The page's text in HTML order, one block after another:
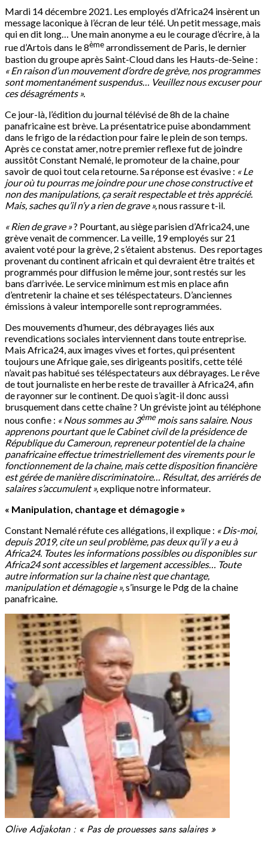
Mardi 14 décembre 2021. Les employés d’Africa24 insèrent un
message laconique à l’écran de leur télé. Un petit message, mais
qui en dit long… Une main anonyme a eu le courage d’écrire, à la
rue d’Artois dans le 8èmearrondissement de Paris, le dernier
bastion du groupe après Saint-Cloud dans les Hauts-de-Seine :
« En raison d’un mouvement d’ordre de grève, nos programmes
sont momentanément suspendus… Veuillez nous excuser pour
ces désagréments ».
Ce jour-là, l’édition du journal télévisé de 8h de la chaine
panafricaine est brève. La présentatrice puise abondamment
dans le frigo de la rédaction pour faire le plein de son temps.
Après ce constat amer, notre premier reflexe fut de joindre
aussitôt Constant Nemalé, le promoteur de la chaine, pour
savoir de quoi tout cela retourne. Sa réponse est évasive : « Le
jour où tu pourras me joindre pour une chose constructive et
non des manipulations, ça serait respectable et très apprécié.
Mais, saches qu’il n’y a rien de grave », nous rassure t-il.
« Rien de grave »? Pourtant, au siège parisien d’Africa24, une
grève venait de commencer. La veille, 19 employés sur 21
avaient voté pour la grève, 2 s’étaient abstenus. Des reportages
provenant du continent africain et qui devraient être traités et
programmés pour diffusion le même jour, sont restés sur les
bans d’arrivée. Le service minimum est mis en place afin
d’entretenir la chaine et ses téléspectateurs. D’anciennes
émissions à valeur intemporelle sont reprogrammées.
Des mouvements d’humeur, des débrayages liés aux
revendications sociales interviennent dans toute entreprise.
Mais Africa24, aux images vives et fortes, qui présentent
toujours une Afrique gaie, ses dirigeants positifs, cette télé
n’avait pas habitué ses téléspectateurs aux débrayages. Le rêve
de tout journaliste en herbe reste de travailler à Africa24, afin
de rayonner sur le continent. De quoi s’agit-il donc aussi
brusquement dans cette chaîne ? Un gréviste joint au téléphone
nous confie : « Nous sommes au 3èmemois sans salaire. Nous
apprenons pourtant que le Cabinet civil de la présidence de
République du Cameroun, repreneur potentiel de la chaine
panafricaine effectue trimestriellement des virements pour le
fonctionnement de la chaine, mais cette disposition financière
est gérée de manière discriminatoire… Résultat, des arriérés de
salaires s’accumulent »,explique notre informateur.
« Manipulation, chantage et démagogie »
Constant Nemalé réfute ces allégations, il explique : « Dis-moi,
depuis 2019, cite un seul problème, pas deux qu’il y a eu à
Africa24. Toutes les informations possibles ou disponibles sur
Africa24 sont accessibles et largement accessibles… Toute
autre information sur la chaine n’est que chantage,
manipulation et démagogie »,s’insurge le Pdg de la chaine
panafricaine.
Olive Adjakotan : « Pas de prouesses sans salaires »